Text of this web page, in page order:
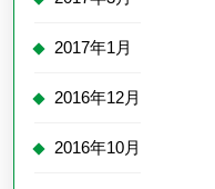
2017年1月
2016年12月
2016年10月